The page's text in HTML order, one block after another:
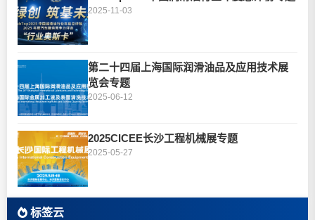
2025-11-03
第二十四届上海国际润滑油品及应用技术展
览会专题
2025-06-12
2025CICEE长沙工程机械展专题
2025-05-27
标签云